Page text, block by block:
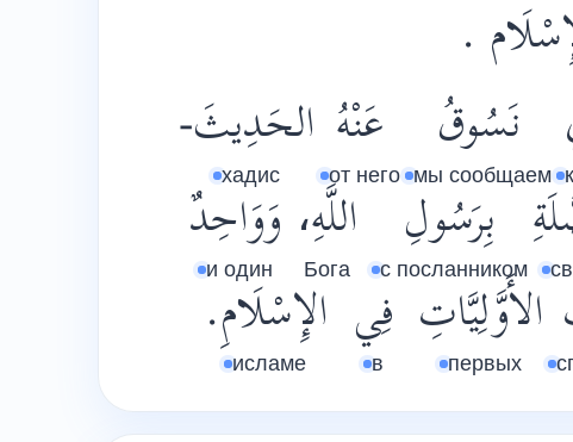
.
نَسُوقُ
мы сообщаем
عَنْهُ
от него
الحَدِيثَ-
хадис
بِرَسُولِ
с посланником
اللَّهِ،
Бога
وَوَاحِدٌ
и один
الأَوَّلِيَّاتِ
первых
فِي
в
الإِسْلَامِ.
исламе